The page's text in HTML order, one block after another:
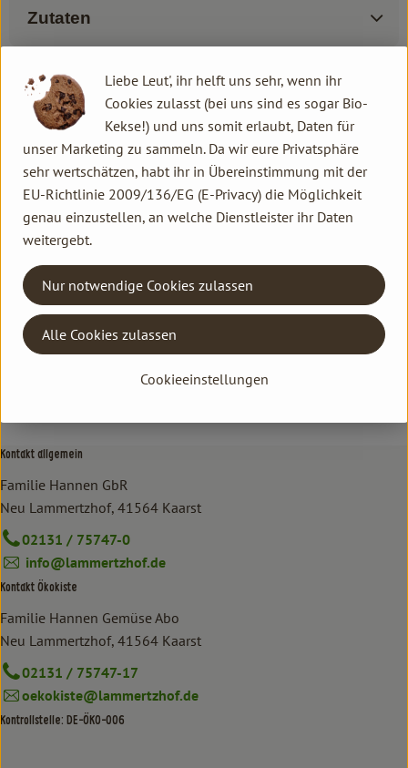
Zutaten
Produktdatenblatt
Herkunft
Hersteller: HEU
China
Heuschrecke
Kontakt allgemein
Familie Hannen GbR
Neu Lammertzhof, 41564 Kaarst
02131 / 75747-0
info@lammertzhof.de
Kontakt Ökokiste
Familie Hannen Gemüse Abo
Neu Lammertzhof, 41564 Kaarst
02131 / 75747-17
oekokiste@lammertzhof.de
Kontrollstelle: DE-ÖKO-006
Liebe Leut', ihr helft uns sehr, wenn ihr
Cookies zulasst (bei uns sind es sogar Bio-
Kekse!) und uns somit erlaubt, Daten für
unser Marketing zu sammeln. Da wir eure Privatsphäre
sehr wertschätzen, habt ihr in Übereinstimmung mit der
EU-Richtlinie 2009/136/EG (E-Privacy) die Möglichkeit
genau einzustellen, an welche Dienstleister ihr Daten
weitergebt.
Cookieeinstellungen
Nur notwendige Cookies zulassen
Alle Cookies zulassen